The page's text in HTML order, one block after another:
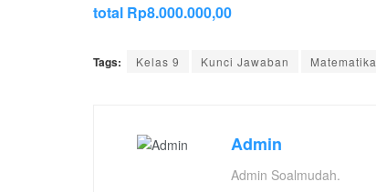
total Rp8.000.000,00
Tags: Kelas 9 Kunci Jawaban Matematika
Admin
Admin Soalmudah.